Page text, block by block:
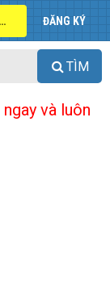
ĐĂNG NHẬP ĐĂNG KÝ
TÌM
và luôn